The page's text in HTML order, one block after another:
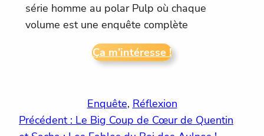
série homme au polar Pulp où chaque
volume est une enquête complète
Ça m’intéresse !
Enquête, Réflexion
Précédent : Le Big Coup de Cœur de Quentin